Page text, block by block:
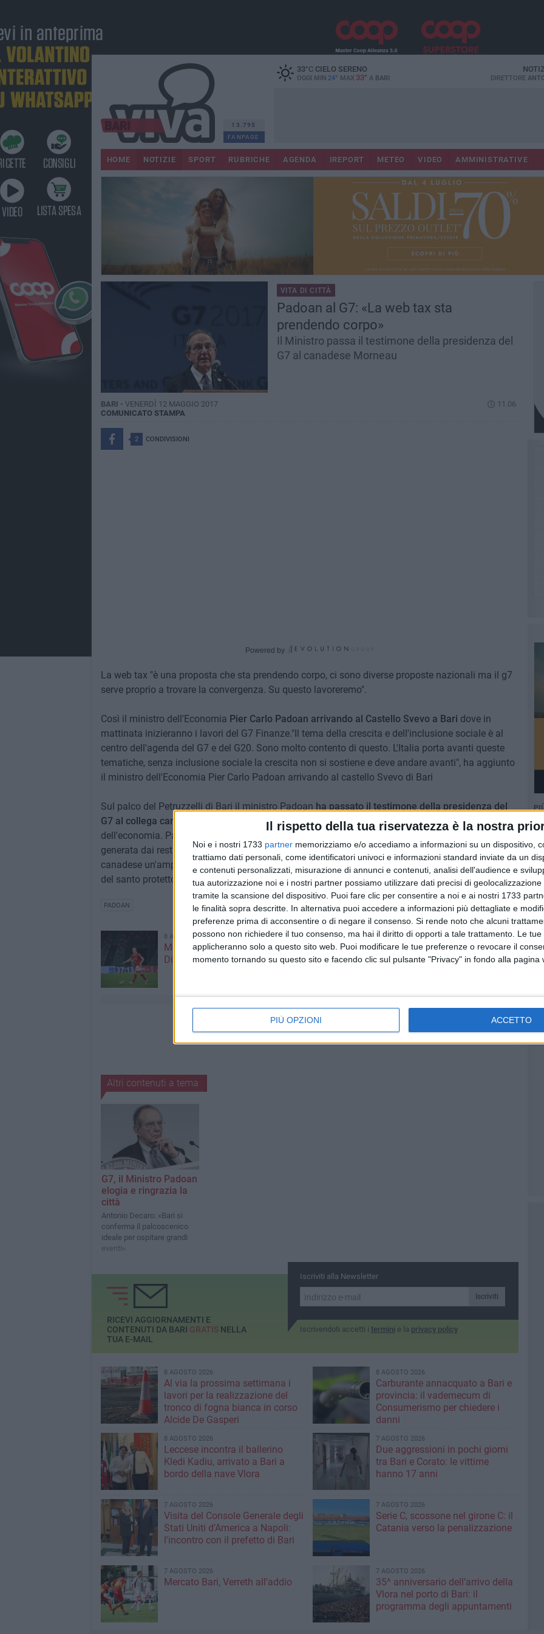
Il rispetto della tua riservatezza è la nostra
Noi e i nostri 1733 partner memorizziamo e/o accediamo a informazioni su un dispositivo,
trattiamo dati personali, come identificatori univoci e informazioni standard inviate da un
e contenuti personalizzati, misurazione di annunci e contenuti, analisi dell'audience e
tua autorizzazione noi e i nostri partner possiamo utilizzare dati precisi di
tramite la scansione del dispositivo. Puoi fare clic per consentire a noi e ai nostri 1733
le finalità sopra descritte. In alternativa puoi accedere a informazioni più dettagliate e
preferenze prima di acconsentire o di negare il consenso. Si rende noto che alcuni
possono non richiedere il tuo consenso, ma hai il diritto di opporti a tale trattamento. Le
applicheranno solo a questo sito web. Puoi modificare le tue preferenze o revocare il
momento tornando su questo sito e facendo clic sul pulsante "Privacy" in fondo alla pagina
PIÙ OPZIONI ACCETTO
13.795
FANPAGE
33°CCIELO SERENO
OGGI MIN 24° MAX 33° A BARI DIRETTORE
HOME NOTIZIE SPORT RUBRICHE AGENDA IREPORT METEO VIDEO AMMINISTRATIVE
VITA DI CITTÀ
Padoan al G7: «La web tax sta
prendendo corpo»
Il Ministro passa il testimone della presidenza del
G7 al canadese Morneau
BARI - VENERDÌ 12 MAGGIO 2017
11.06
COMUNICATO STAMPA
2 CONDIVISIONI
Powered by
La web tax "è una proposta che sta prendendo corpo, ci sono diverse proposte nazionali ma il g7
serve proprio a trovare la convergenza. Su questo lavoreremo".
Così il ministro dell'Economia Pier Carlo Padoan arrivando al Castello Svevo a Bari dove in
mattinata inizieranno i lavori del G7 Finanze."Il tema della crescita e dell'inclusione sociale è al
centro dell'agenda del G7 e del G20. Sono molto contento di questo. L'Italia porta avanti queste
tematiche, senza inclusione sociale la crescita non si sostiene e deve andare avanti", ha aggiunto
il ministro dell'Economia Pier Carlo Padoan arrivando al castello Svevo di Bari
Sul palco del Petruzzelli di Bari il ministro Padoan ha passato il testimone della presidenza del
G7 al collega canadese William Morneauche guiderà il prossimo vertice dei Grandi
dell'economia. Padoan ha consegnato a Morneau 'non un bastone ma la manna - ha detto -
generata dai resti di San Nicola'. Con queste parole il ministro italiano ha donato al ministro
canadese un'ampolla con la 'manna', liquido che, secondo la fede cattolica, trasuda dalle reliquie
del santo protettore di Bari.
PADOAN
8 AGOSTO 2026
Mercato in uscita, anche
Dickmann lascia Bari
8 AGOSTO 2026
"Aiutaci a fare i cartoni", parte la
campagna per la raccolta sulla
Altri contenuti a tema
G7, il Ministro Padoan
elogia e ringrazia la
città
Antonio Decaro: «Bari si
conferma il palcoscenico
ideale per ospitare grandi
eventi»
Iscriviti alla Newsletter
Iscriviti
Iscrivendoti accetti i termini e la privacy policy
RICEVI AGGIORNAMENTI E
CONTENUTI DA BARI GRATISNELLA
TUA E-MAIL
8 AGOSTO 2026
Al via la prossima settimana i
lavori per la realizzazione del
tronco di fogna bianca in corso
Alcide De Gasperi
8 AGOSTO 2026
Carburante annacquato a Bari e
provincia: il vademecum di
Consumerismo per chiedere i
danni
8 AGOSTO 2026
Leccese incontra il ballerino
Kledi Kadiu, arrivato a Bari a
bordo della nave Vlora
7 AGOSTO 2026
Due aggressioni in pochi giorni
tra Bari e Corato: le vittime
hanno 17 anni
7 AGOSTO 2026
Visita del Console Generale degli
Stati Uniti d’America a Napoli:
l'incontro con il prefetto di Bari
7 AGOSTO 2026
Serie C, scossone nel girone C: il
Catania verso la penalizzazione
7 AGOSTO 2026
Mercato Bari, Verreth all'addio
7 AGOSTO 2026
35^ anniversario dell’arrivo della
Vlora nel porto di Bari: il
programma degli appuntamenti